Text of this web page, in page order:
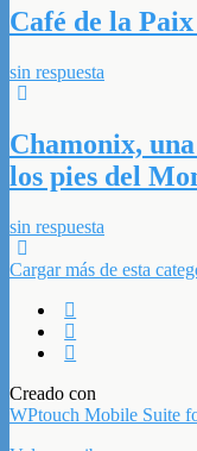
Café de la
sin respuesta
Chamonix,
los pies del
sin respuesta
Cargar más de esta
Creado con
WPtouch Mobile Suite